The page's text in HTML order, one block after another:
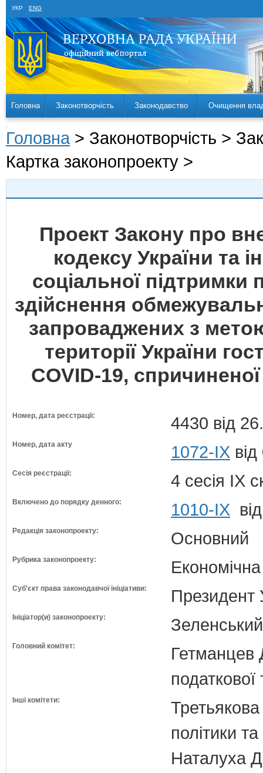
УКР ENG
Головна Законотворчість Законодавство Очищення
Головна > Законотворчість >
Картка законопроекту >
Проект Закону про
кодексу України та
соціальної підтримки
здійснення
запроваджених з
території України
COVID-19,
Номер, дата реєстрації: 4430 від
Номер, дата акту 1072-IX
Сесія реєстрації: 4 сесія IX
Включено до порядку денного: 1010-ІХ
Редакція законопроекту: Основний
Рубрика законопроекту:
Суб'єкт права законодавчої ініціативи: Президент
Ініціатор(и) законопроекту:
Головний комітет:
Гетманцев
податкової
Інші комітети:
політики
Наталуха